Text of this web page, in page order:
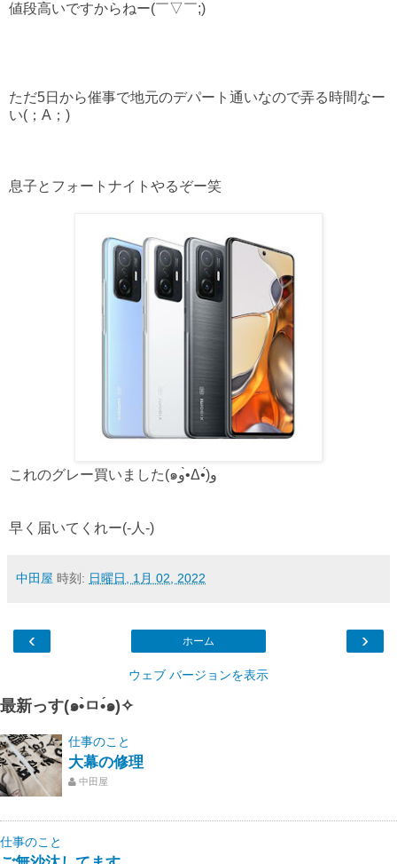
値段高いですからねー(￣▽￣;)
ただ5日から催事で地元のデパート通いなので弄る時間なー
い(；A；)
息子とフォートナイトやるぞー笑
これのグレー買いました(๑و•̀Δ•́)و
早く届いてくれー(-人-)
中田屋 時刻: 日曜日, 1月 02, 2022
‹ ›
ホーム
ウェブ バージョンを表示
最新っす(๑•̀ㅁ•́๑)✧
仕事のこと
大幕の修理
中田屋
仕事のこと